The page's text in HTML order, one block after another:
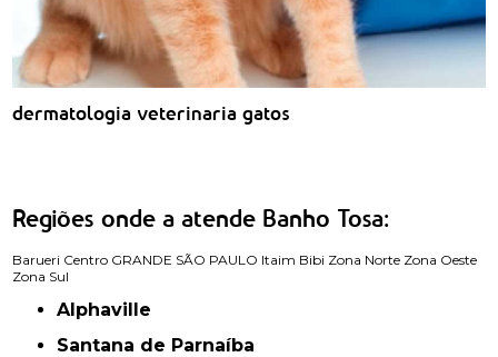
dermatologia veterinaria gatos
Regiões onde a atende Banho Tosa:
Barueri Centro GRANDE SÃO PAULO Itaim Bibi Zona Norte Zona Oeste
Zona Sul
Alphaville
Santana de Parnaíba